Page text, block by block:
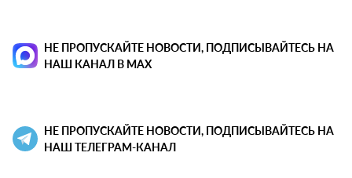
НЕ ПРОПУСКАЙТЕ НОВОСТИ, ПОДПИСЫВАЙТЕСЬ НА
НАШ КАНАЛ В MAX
НЕ ПРОПУСКАЙТЕ НОВОСТИ, ПОДПИСЫВАЙТЕСЬ НА
НАШ ТЕЛЕГРАМ-КАНАЛ